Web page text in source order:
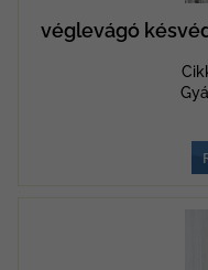
véglevágó